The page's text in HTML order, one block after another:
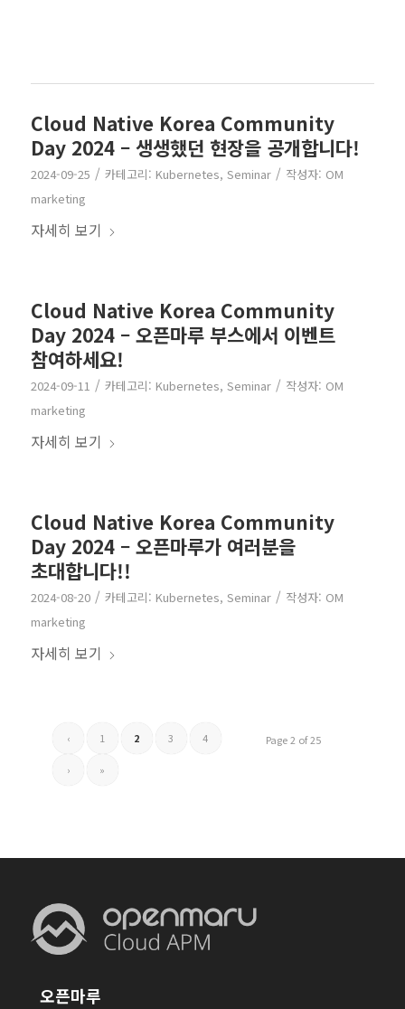
Cloud Native Korea Community
Day 2024 – 생생했던 현장을 공개합니다!
2024-09-25 / 카테고리: Kubernetes, Seminar / 작성자: OM
marketing
자세히 보기
Cloud Native Korea Community
Day 2024 – 오픈마루 부스에서 이벤트
참여하세요!
2024-09-11 / 카테고리: Kubernetes, Seminar / 작성자: OM
marketing
자세히 보기
Cloud Native Korea Community
Day 2024 – 오픈마루가 여러분을
초대합니다!!
2024-08-20 / 카테고리: Kubernetes, Seminar / 작성자: OM
marketing
자세히 보기
Page 2 of 25
‹ 1 2 3 4
› »
오픈마루